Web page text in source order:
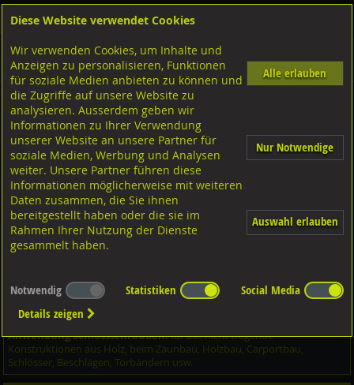
Shop Schrauben Diverse Schrauben
M-Gewinde
Diverse Ausführungen M-GewindeFlachrundschrauben Stahl verzinkt
Flachrundschrauben mit 4kt. Ansatz und MU, DIN603
Stahl verzinkt M12x250/49
Anwendung Schlossschrauben:für alle nicht tragende
Konstruktionen aus Holz, beim Zaunbau, Holzbau, Carportbau,
Schlösser, Beschlägen, Torbändern usw.
Diese Website verwendet Cookies
Wir verwenden Cookies, um Inhalte und
Anzeigen zu personalisieren, Funktionen
für soziale Medien anbieten zu können und
die Zugriffe auf unsere Website zu
analysieren. Ausserdem geben wir
Informationen zu Ihrer Verwendung
unserer Website an unsere Partner für
soziale Medien, Werbung und Analysen
weiter. Unsere Partner führen diese
Informationen möglicherweise mit weiteren
Daten zusammen, die Sie ihnen
bereitgestellt haben oder die sie im
Rahmen Ihrer Nutzung der Dienste
gesammelt haben.
Alle erlauben
Nur Notwendige
Auswahl erlauben
Notwendig Statistiken
Social Media
Details zeigen